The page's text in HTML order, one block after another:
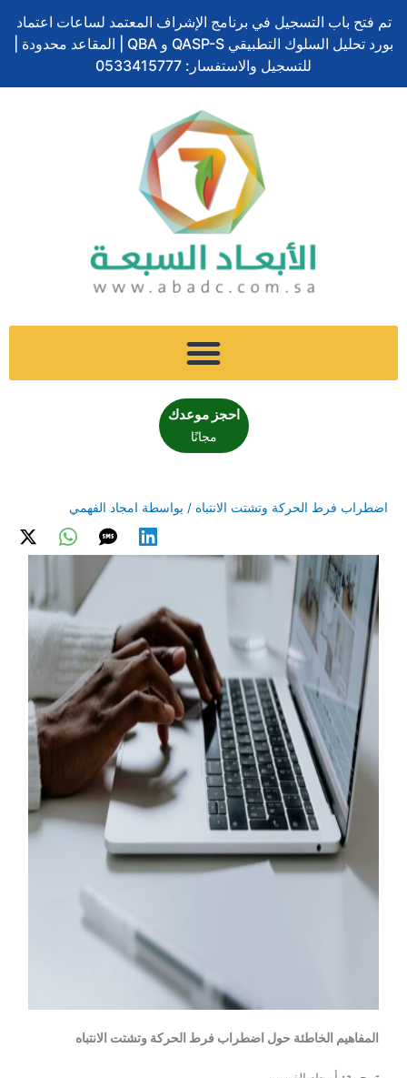
إلى
المحتوى
تم فتح باب التسجيل في برنامج الإشراف المعتمد لساعات اعتماد
بورد تحليل السلوك التطبيقي QASP-S و QBA | المقاعد محدودة |
للتسجيل والاستفسار: 0533415777
احجز موعدك
مجانًا
اضطراب فرط الحركة وتشتت الانتباه / بواسطة امجاد الفهمي
المفاهيم الخاطئة حول اضطراب فرط الحركة وتشتت الانتباه
ح
ي
س
ي
ن
ك
و
ي
ن
س
ت
ن